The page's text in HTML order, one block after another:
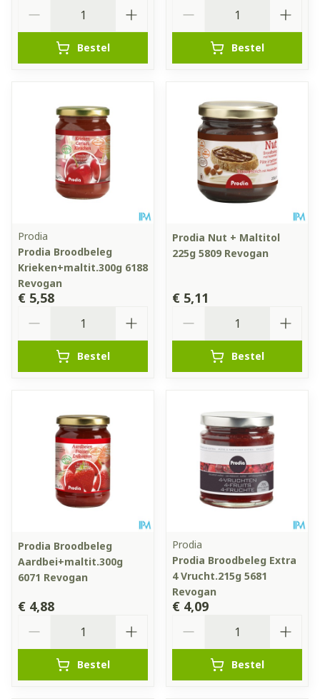
Bestel Bestel
Prodia
Prodia Broodbeleg
Krieken+maltit.300g 6188
Revogan
€ 5,58
Bestel
Prodia Nut + Maltitol
225g 5809 Revogan
€ 5,11
Bestel
Prodia Broodbeleg
Aardbei+maltit.300g
6071 Revogan
€ 4,88
Bestel
Prodia
Prodia Broodbeleg Extra
4 Vrucht.215g 5681
Revogan
€ 4,09
Bestel